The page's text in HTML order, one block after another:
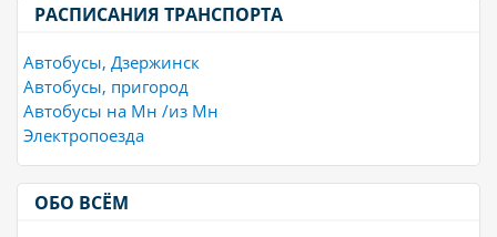
РАСПИСАНИЯ ТРАНСПОРТА
Автобусы, Дзержинск
Автобусы, пригород
Автобусы на Мн /из Мн
Электропоезда
ОБО ВСЁМ